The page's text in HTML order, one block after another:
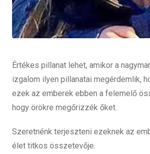
Értékes pillanat lehet, amikor a
izgalom ilyen pillanatai megérdemlik,
ezek az emberek ebben a felemelő
hogy örökre megőrizzék őket.
Szeretnénk terjeszteni ezeknek az
élet titkos összetevője.